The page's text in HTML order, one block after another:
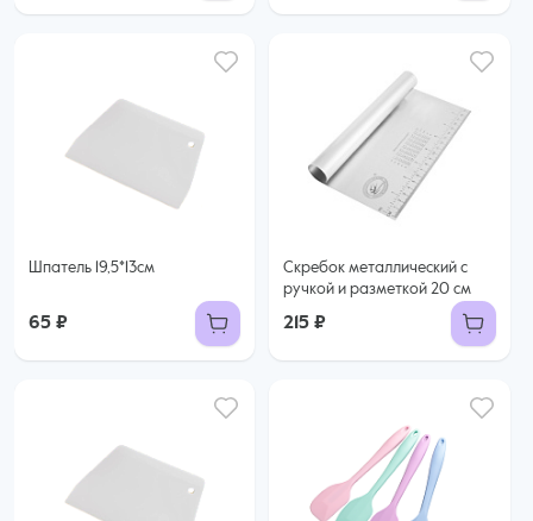
Шпатель 19,5*13см
65 ₽
Скребок металлический с
ручкой и разметкой 20 см
215 ₽